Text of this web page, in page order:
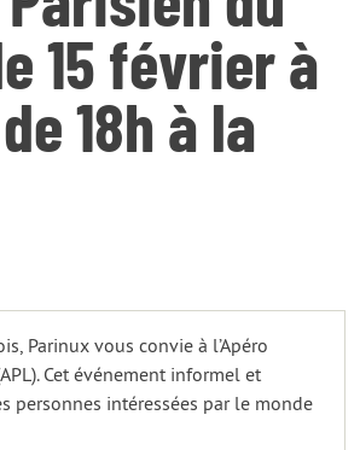
15 février à
18h à la
Parinux vous convie à l’Apéro
Cet événement informel et
personnes intéressées par le monde